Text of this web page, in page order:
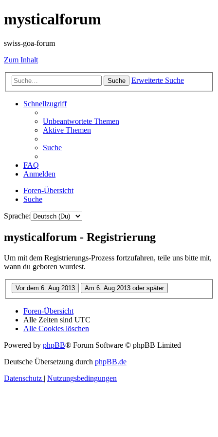
mysticalforum
swiss-goa-forum
Zum Inhalt
Suche Erweiterte Suche
Schnellzugriff
Unbeantwortete Themen
Aktive Themen
Suche
FAQ
Anmelden
Foren-Übersicht
Suche
Sprache:
mysticalforum - Registrierung
Um mit dem Registrierungs-Prozess fortzufahren, teile uns bitte mit,
wann du geboren wurdest.
Foren-Übersicht
Alle Zeiten sind UTC
Alle Cookies löschen
Powered by phpBB® Forum Software © phpBB Limited
Deutsche Übersetzung durch phpBB.de
Datenschutz | Nutzungsbedingungen